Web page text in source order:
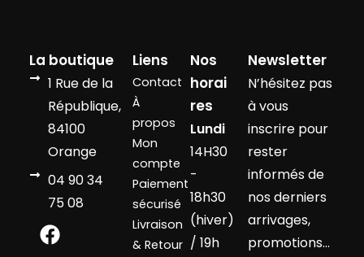
La boutique
1 Rue de la
République,
84100
Orange
04 90 34
75 08
Liens
Contact
À
propos
Mon
compte
Paiement
sécurisé
Livraison
& Retour
Nos
horai
res
Lundi
14H30
-
18h30
(hiver)
/ 19h
Newsletter
N’hésitez pas
à vous
inscrire pour
rester
informés de
nos derniers
arrivages,
promotions…